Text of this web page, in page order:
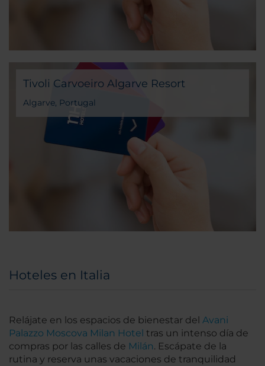
Tivoli Carvoeiro Algarve Resort
Algarve, Portugal
Hoteles en Italia
Relájate en los espacios de bienestar del Avani
Palazzo Moscova Milan Hotel tras un intenso día de
compras por las calles de Milán. Escápate de la
rutina y reserva unas vacaciones de tranquilidad